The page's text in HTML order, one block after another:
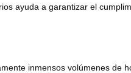
ayuda a garantizar el
inmensos volúmenes de